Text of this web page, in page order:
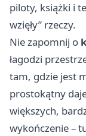
piloty, książki i
wzięły” rzeczy.
Nie zapomnij o
łagodzi
tam, gdzie jest
prostokątny
większych,
wykończenie –